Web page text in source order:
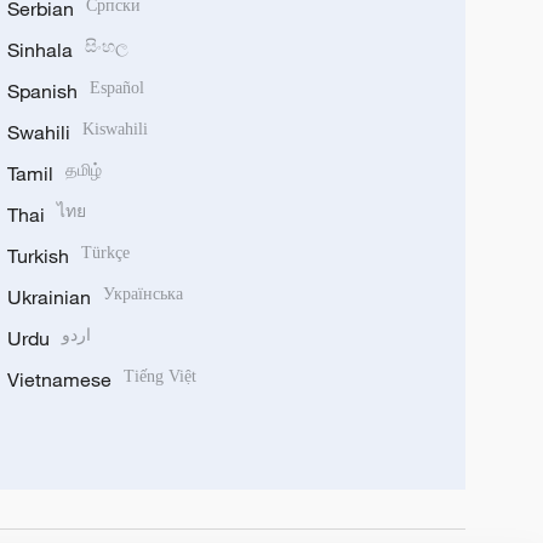
Serbian Српски
Sinhala සිංහල
Spanish Español
Swahili Kiswahili
Tamil தமிழ்
Thai ไทย
Turkish Türkçe
Ukrainian Українська
Urdu اردو
Vietnamese Tiếng Việt